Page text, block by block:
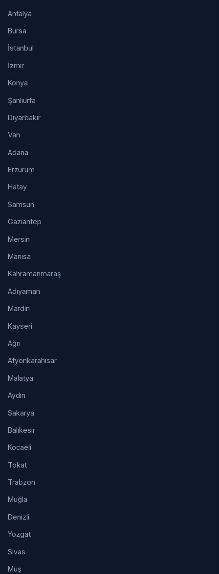
Antalya
Bursa
İstanbul
İzmir
Konya
Şanlıurfa
Diyarbakır
Van
Adana
Erzurum
Hatay
Samsun
Gaziantep
Mersin
Manisa
Kahramanmaraş
Adıyaman
Mardin
Kayseri
Ağrı
Afyonkarahisar
Malatya
Aydın
Sakarya
Balıkesir
Kocaeli
Tokat
Trabzon
Muğla
Denizli
Yozgat
Sivas
Muş